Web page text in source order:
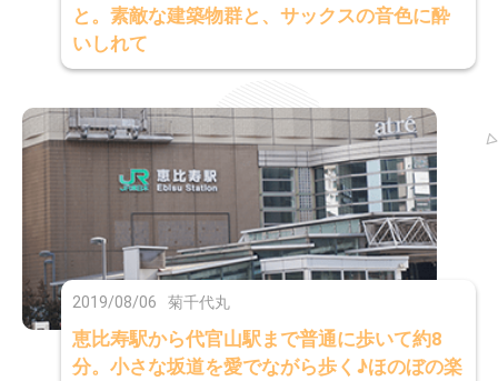
と。素敵な建築物群と、サックスの音色に酔
いしれて
2019/08/06 菊千代丸
恵比寿駅から代官山駅まで普通に歩いて約8
分。小さな坂道を愛でながら歩く♪ほのぼの楽